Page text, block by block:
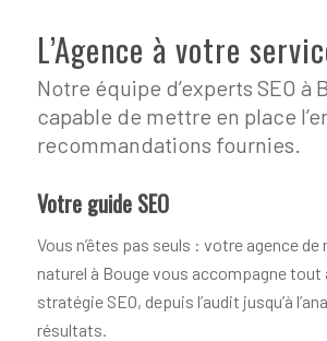
L’Agence à votre
Notre équipe d’experts SEO à
capable de mettre en place
recommandations fournies.
Votre guide SEO
Vous n’êtes pas seuls : votre agence
naturel à Bouge vous accompagne tout
stratégie SEO, depuis l’audit jusqu’à
résultats.